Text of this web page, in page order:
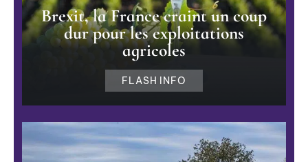
Brexit, la France craint un coup
dur pour les exploitations
agricoles
FLASH INFO